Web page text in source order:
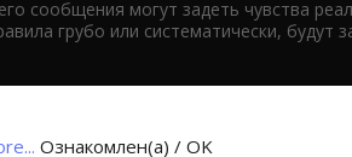
могут задеть чувства
грубо или систематически, будут
Ознакомлен(а) / OK